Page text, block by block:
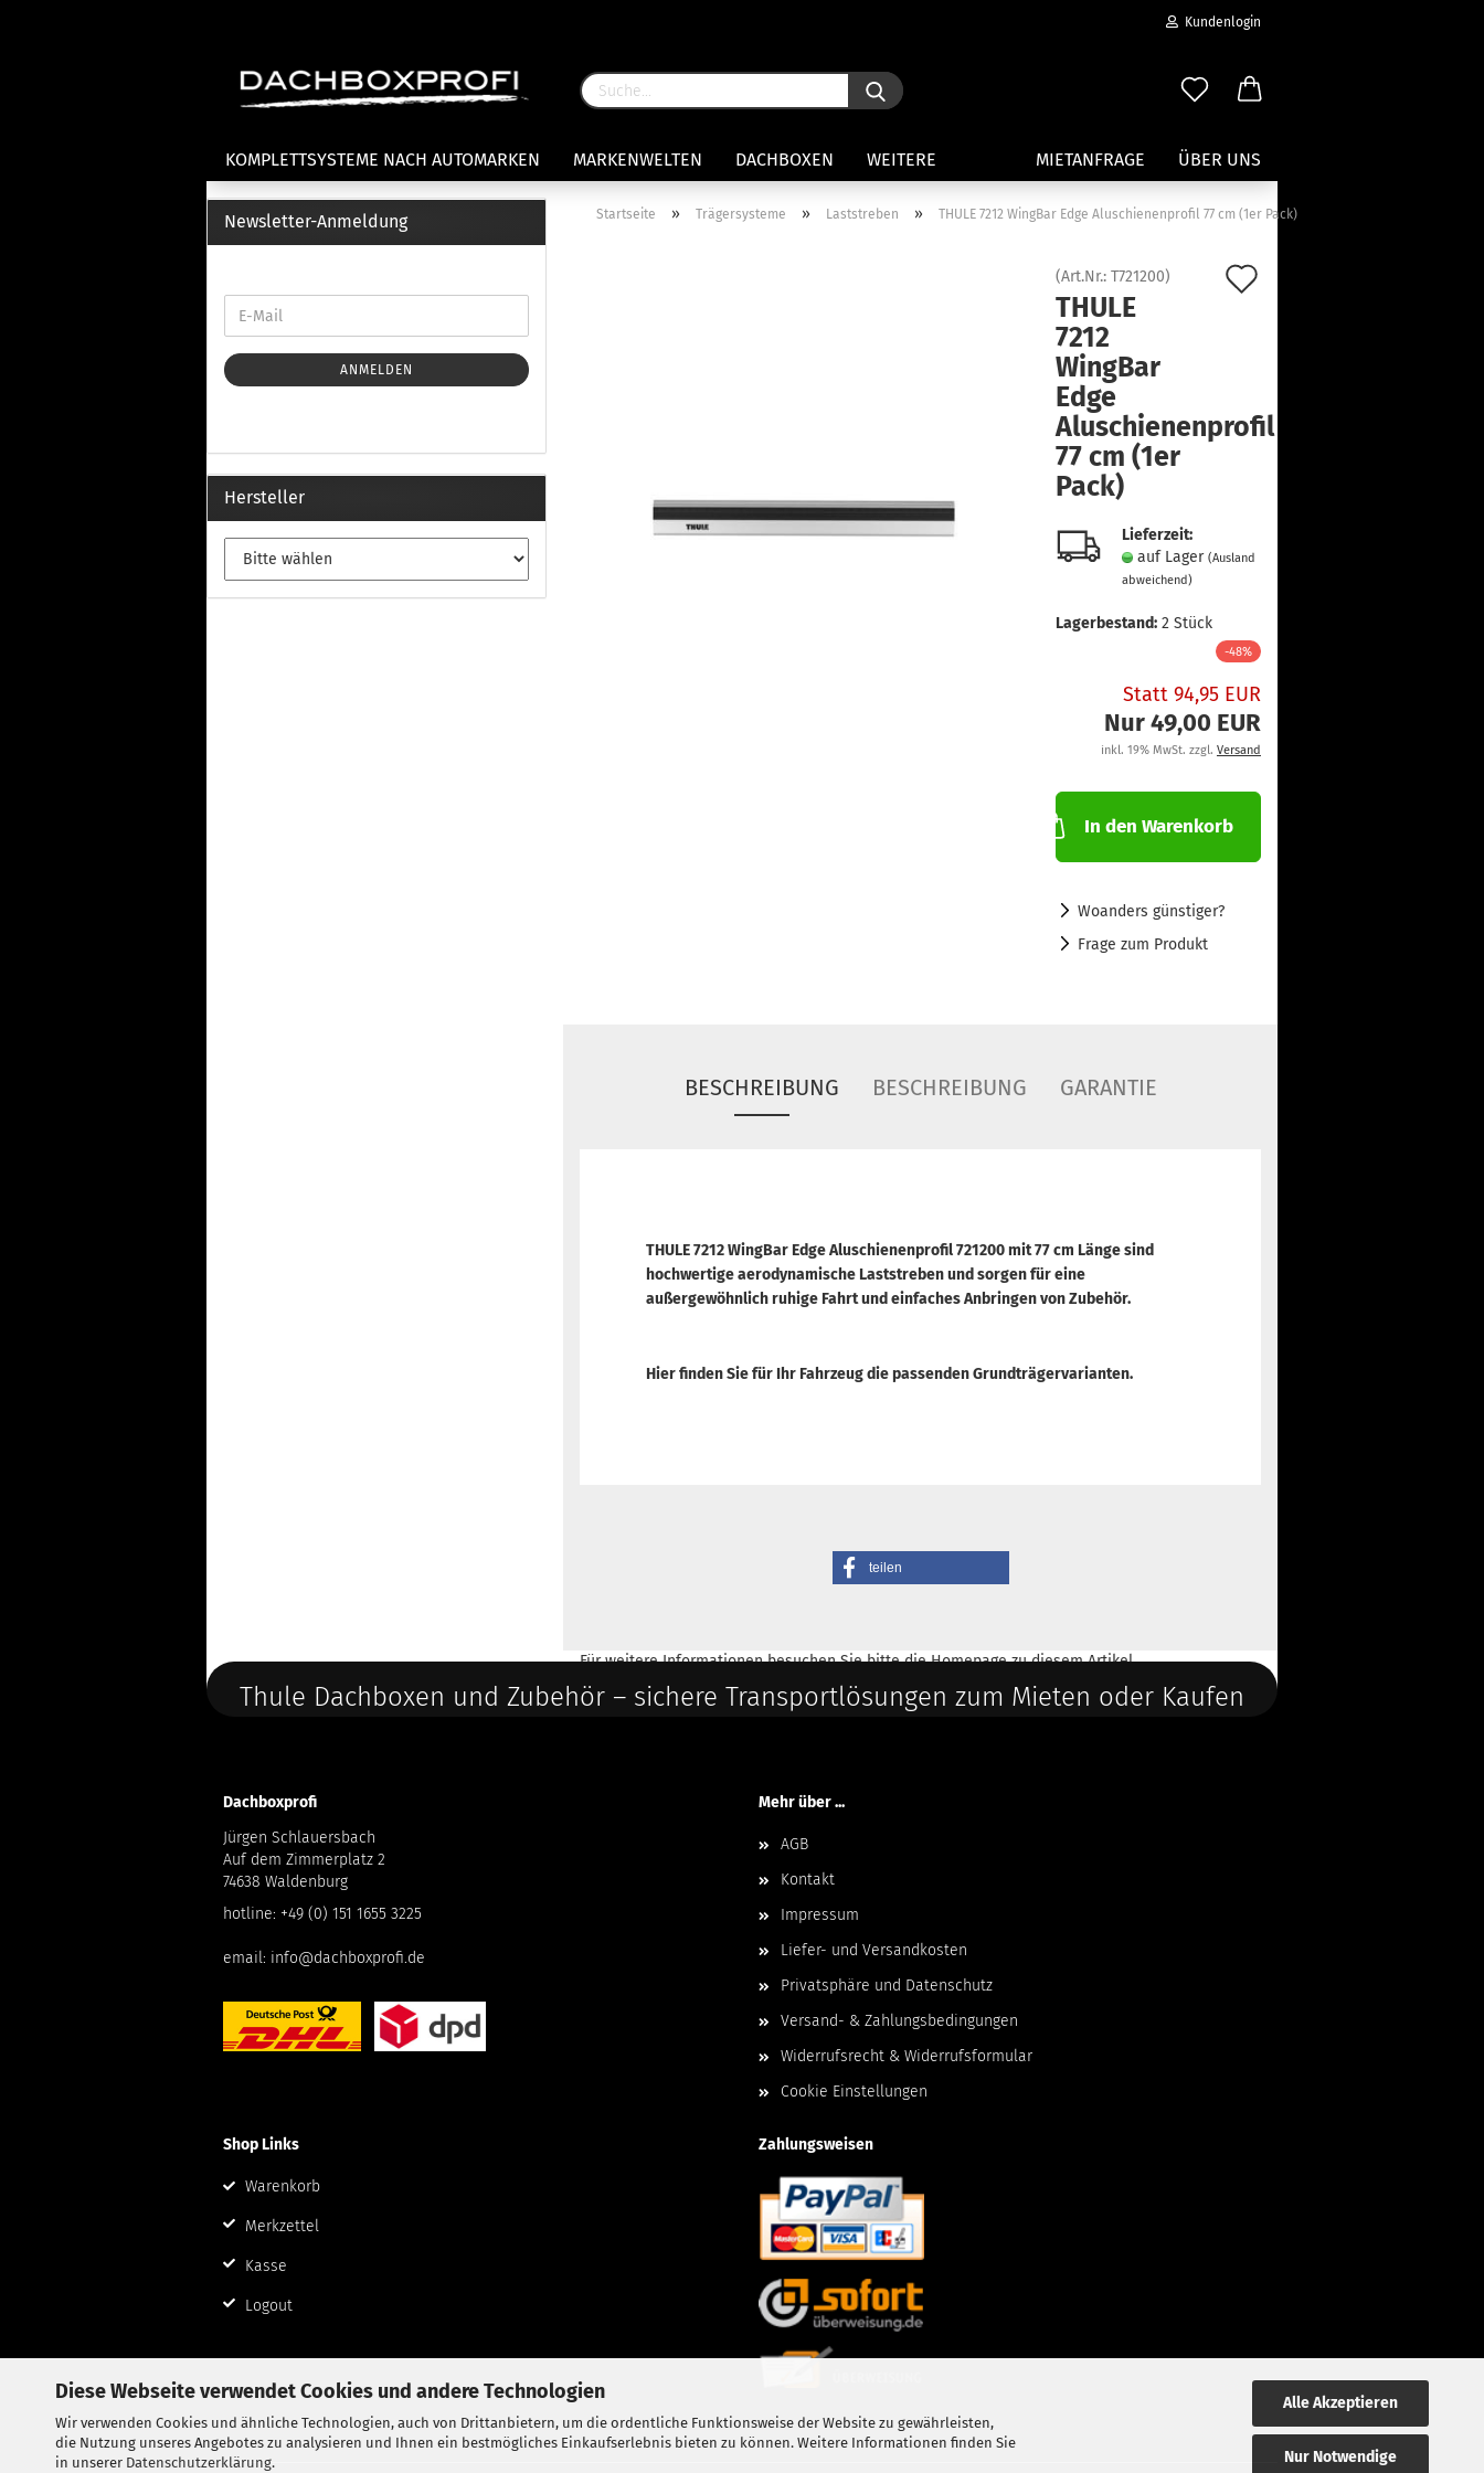
Diese Webseite verwendet Cookies und andere Technologien
Wir verwenden Cookies und ähnliche Technologien, auch von Drittanbietern, um die ordentliche Funktionsweise der Website zu gewährleisten,
die Nutzung unseres Angebotes zu analysieren und Ihnen ein bestmögliches Einkaufserlebnis bieten zu können. Weitere Informationen finden Sie
in unserer Datenschutzerklärung.
Alle Akzeptieren
Nur Notwendige
Kundenlogin
Passwort vergessen?
KOMPLETTSYSTEME NACH AUTOMARKEN MARKENWELTEN DACHBOXEN MIETANFRAGE ÜBER UNS
WEITERE
Heckklappenfahrradträger
Anhängekupplungsträger
E-Bike Fahrradträger
Universaltträger Reling
Thule Montagekits 50.. für 7105
Thule Montagekits 40.. für 753
Fußsatz Fahrzeuge mit
integrierter Reling
Thule Montagekits 60.. für 7106
Paddleboard Traeger
Kajak und Kanuträger
Träger für Surfbretter
Zubehör für Wassersportträger
Startseite » Trägersysteme » Laststreben » THULE 7212 WingBar Edge Aluschienenprofil 77 cm (1er Pack)
(Art.Nr.:T721200)
THULE
7212
WingBar
Edge
Aluschienenprofil
77 cm (1er
Pack)
Lieferzeit:
auf Lager(Ausland
abweichend)
Lagerbestand: 2Stück
-48%
Statt 94,95 EUR
Nur 49,00 EUR
inkl. 19% MwSt. zzgl. Versand
In den Warenkorb
Woanders günstiger?
Frage zum Produkt
BESCHREIBUNG BESCHREIBUNG GARANTIE
THULE 7212 WingBar Edge Aluschienenprofil 721200 mit 77 cm Länge sind
hochwertige aerodynamische Laststreben und sorgen für eine
außergewöhnlich ruhige Fahrt und einfaches Anbringen von Zubehör.
Hier finden Sie für Ihr Fahrzeug die passenden Grundträgervarianten.
teilen
Für weitere Informationen besuchen Sie bitte dieHomepagezu diesem Artikel.
Newsletter-Anmeldung
ANMELDEN
Hersteller
Thule Dachboxen und Zubehör – sichere Transportlösungen zum Mieten oder Kaufen
Dachboxprofi
Jürgen Schlauersbach
Auf dem Zimmerplatz 2
74638 Waldenburg
hotline: +49 (0) 151 1655 3225
email: info@dachboxprofi.de
Mehr über ...
AGB
Kontakt
Impressum
Liefer- und Versandkosten
Privatsphäre und Datenschutz
Versand- & Zahlungsbedingungen
Widerrufsrecht & Widerrufsformular
Cookie Einstellungen
Shop Links
Warenkorb
Merkzettel
Kasse
Logout
Zahlungsweisen